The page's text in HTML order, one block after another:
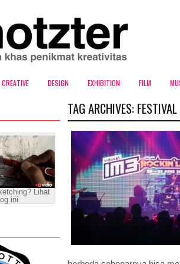
CREATIVE DESIGN EXHIBITION FILM
TAG ARCHIVES: FESTIVAL
Lihat
ini